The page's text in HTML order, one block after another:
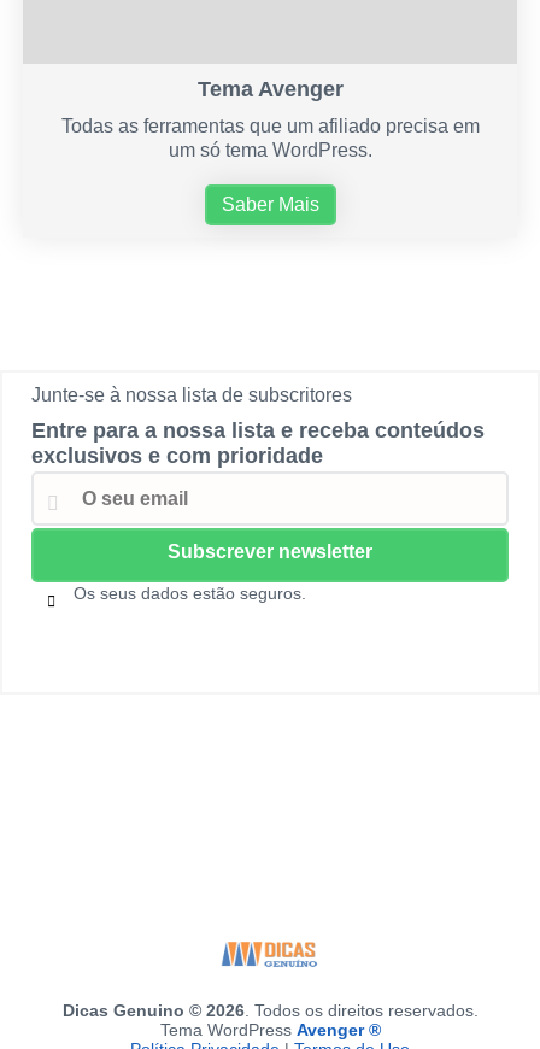
Tema Avenger
Todas as ferramentas que um afiliado precisa em
um só tema WordPress.
Saber Mais
Junte-se à nossa lista de subscritores
Entre para a nossa lista e receba conteúdos
exclusivos e com prioridade
Os seus dados estão seguros.
Dicas Genuino © 2026. Todos os direitos reservados.
Tema WordPress Avenger ®